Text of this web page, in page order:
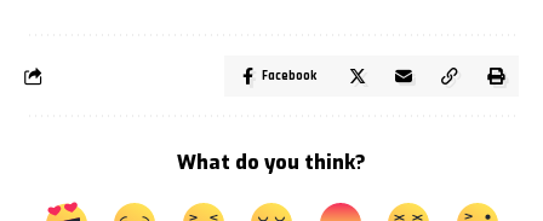
Facebook
What do you think?